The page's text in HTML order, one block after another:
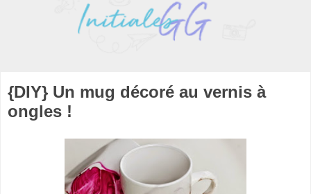
{DIY} Un mug décoré au vernis à
ongles !